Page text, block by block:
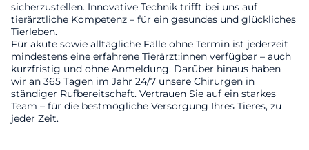
sicherzustellen. Innovative Technik trifft bei uns auf
tierärztliche Kompetenz – für ein gesundes und glückliches
Tierleben.
Für akute sowie alltägliche Fälle ohne Termin ist jederzeit
mindestens eine erfahrene Tierärzt:innen verfügbar – auch
kurzfristig und ohne Anmeldung. Darüber hinaus haben
wir an 365 Tagen im Jahr 24/7 unsere Chirurgen in
ständiger Rufbereitschaft. Vertrauen Sie auf ein starkes
Team – für die bestmögliche Versorgung Ihres Tieres, zu
jeder Zeit.